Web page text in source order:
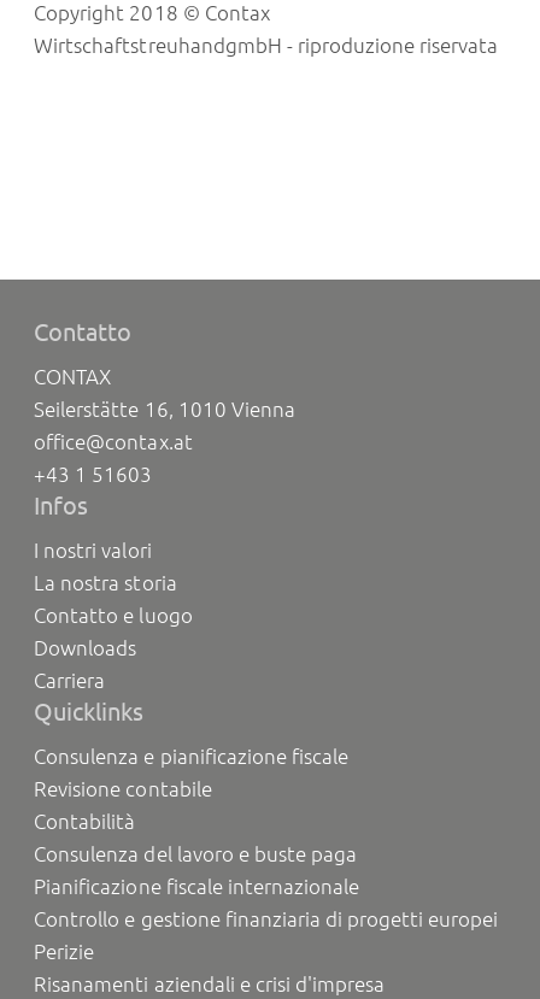
Copyright 2018 © Contax
WirtschaftstreuhandgmbH - riproduzione riservata
Contatto
CONTAX
Seilerstätte 16, 1010 Vienna
office@contax.at
+43 1 51603
Infos
I nostri valori
La nostra storia
Contatto e luogo
Downloads
Carriera
Quicklinks
Consulenza e pianificazione fiscale
Revisione contabile
Contabilità
Consulenza del lavoro e buste paga
Pianificazione fiscale internazionale
Controllo e gestione finanziaria di progetti europei
Perizie
Risanamenti aziendali e crisi d'impresa